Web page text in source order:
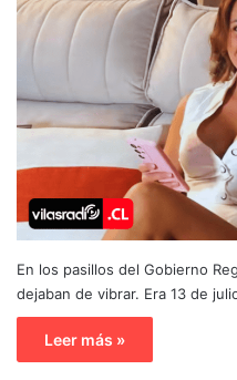
En los pasillos del Gobierno
dejaban de vibrar. Era 13 de
Leer más »